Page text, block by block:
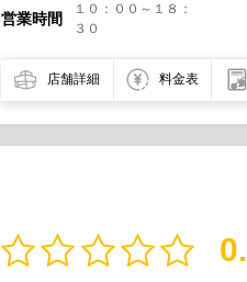
営業時間
１０：００～１８：
３０
店舗詳細 料金表
0.